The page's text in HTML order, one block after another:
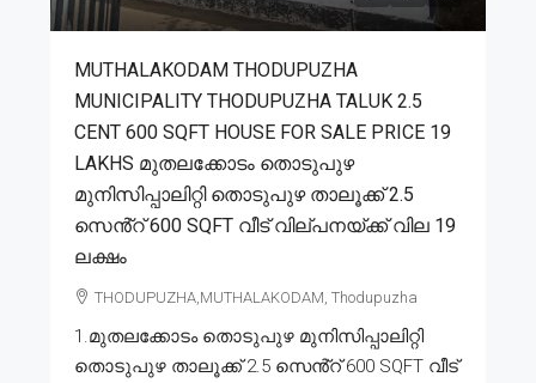
MUTHALAKODAM THODUPUZHA
MUNICIPALITY THODUPUZHA TALUK 2.5
CENT 600 SQFT HOUSE FOR SALE PRICE 19
LAKHS മുതലക്കോടം തൊടുപുഴ
മുനിസിപ്പാലിറ്റി തൊടുപുഴ താലൂക്ക് 2.5
സെൻ്റ് 600 SQFT വീട് വില്പനയ്ക്ക് വില 19
ലക്ഷം
THODUPUZHA,MUTHALAKODAM, Thodupuzha
1.മുതലക്കോടം തൊടുപുഴ മുനിസിപ്പാലിറ്റി
തൊടുപുഴ താലൂക്ക് 2.5 സെൻ്റ് 600 SQFT വീട്